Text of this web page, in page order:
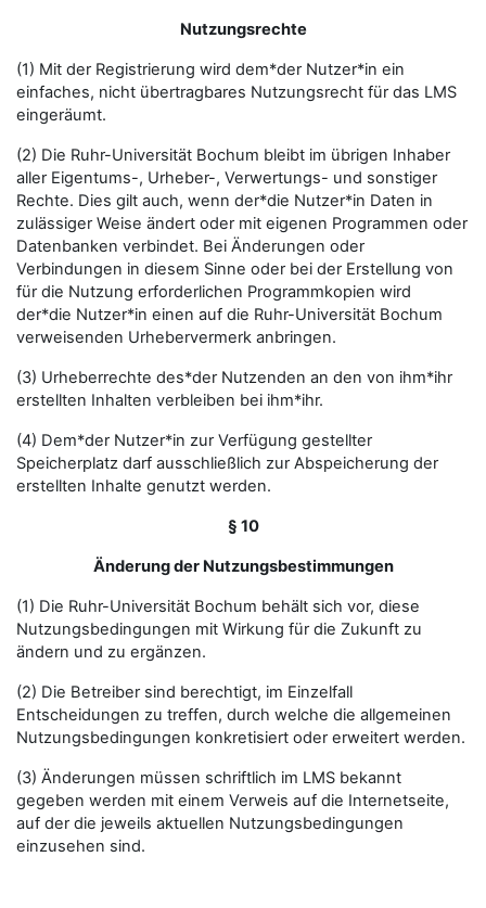
Nutzungsrechte
(1) Mit der Registrierung wird dem*der Nutzer*in ein
einfaches, nicht übertragbares Nutzungsrecht für das LMS
eingeräumt.
(2) Die Ruhr-Universität Bochum bleibt im übrigen Inhaber
aller Eigentums-, Urheber-, Verwertungs- und sonstiger
Rechte. Dies gilt auch, wenn der*die Nutzer*in Daten in
zulässiger Weise ändert oder mit eigenen Programmen oder
Datenbanken verbindet. Bei Änderungen oder
Verbindungen in diesem Sinne oder bei der Erstellung von
für die Nutzung erforderlichen Programmkopien wird
der*die Nutzer*in einen auf die Ruhr-Universität Bochum
verweisenden Urhebervermerk anbringen.
(3) Urheberrechte des*der Nutzenden an den von ihm*ihr
erstellten Inhalten verbleiben bei ihm*ihr.
(4) Dem*der Nutzer*in zur Verfügung gestellter
Speicherplatz darf ausschließlich zur Abspeicherung der
erstellten Inhalte genutzt werden.
§ 10
Änderung der Nutzungsbestimmungen
(1) Die Ruhr-Universität Bochum behält sich vor, diese
Nutzungsbedingungen mit Wirkung für die Zukunft zu
ändern und zu ergänzen.
(2) Die Betreiber sind berechtigt, im Einzelfall
Entscheidungen zu treffen, durch welche die allgemeinen
Nutzungsbedingungen konkretisiert oder erweitert werden.
(3) Änderungen müssen schriftlich im LMS bekannt
gegeben werden mit einem Verweis auf die Internetseite,
auf der die jeweils aktuellen Nutzungsbedingungen
einzusehen sind.